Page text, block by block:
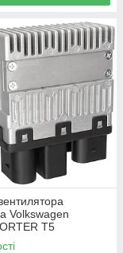
Volkswagen
T5
15 7H0919506D